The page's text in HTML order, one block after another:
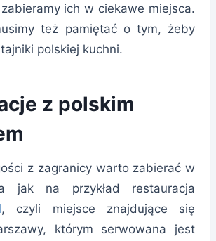
ich w ciekawe miejsca.
też pamiętać o tym, żeby
polskiej kuchni.
z polskim
z zagranicy warto zabierać w
jak na przykład restauracja
, czyli miejsce znajdujące się
którym serwowana jest